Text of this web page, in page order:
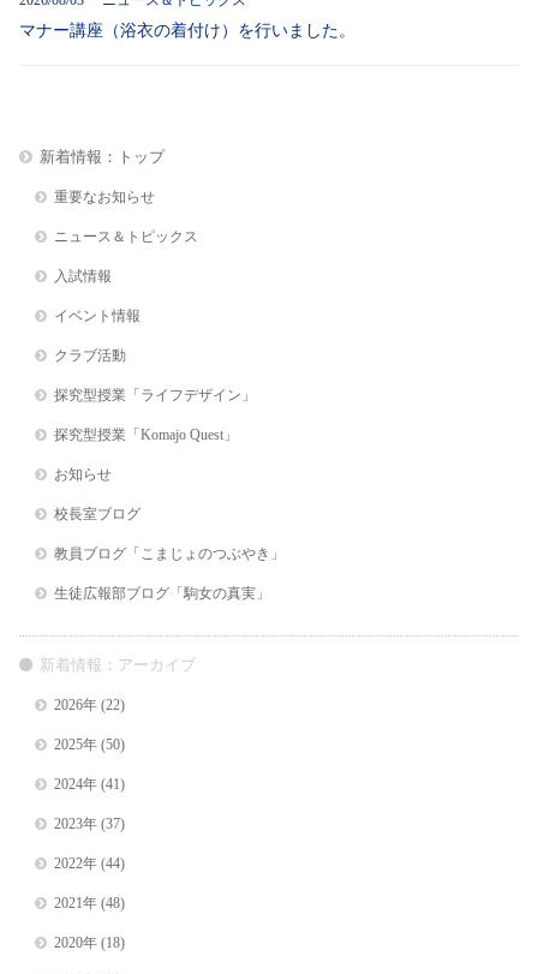
マナー講座（浴衣の着付け）を行いました。
新着情報：トップ
重要なお知らせ
ニュース＆トピックス
入試情報
イベント情報
クラブ活動
探究型授業「ライフデザイン」
探究型授業「Komajo Quest」
お知らせ
校長室ブログ
教員ブログ「こまじょのつぶやき」
生徒広報部ブログ「駒女の真実」
新着情報：アーカイブ
2026年(22)
2025年(50)
2024年(41)
2023年(37)
2022年(44)
2021年(48)
2020年(18)